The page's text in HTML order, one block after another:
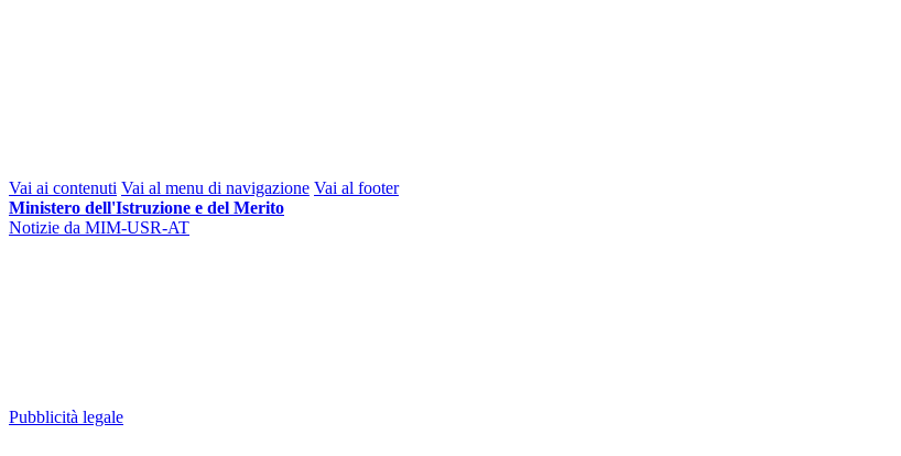
Vai ai contenuti Vai al menu di navigazione Vai al footer
Ministero dell'Istruzione e del Merito
Notizie da MIM-USR-AT
Pubblicità legale